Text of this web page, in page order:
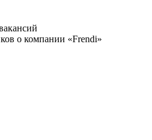
о компании «Frendi»